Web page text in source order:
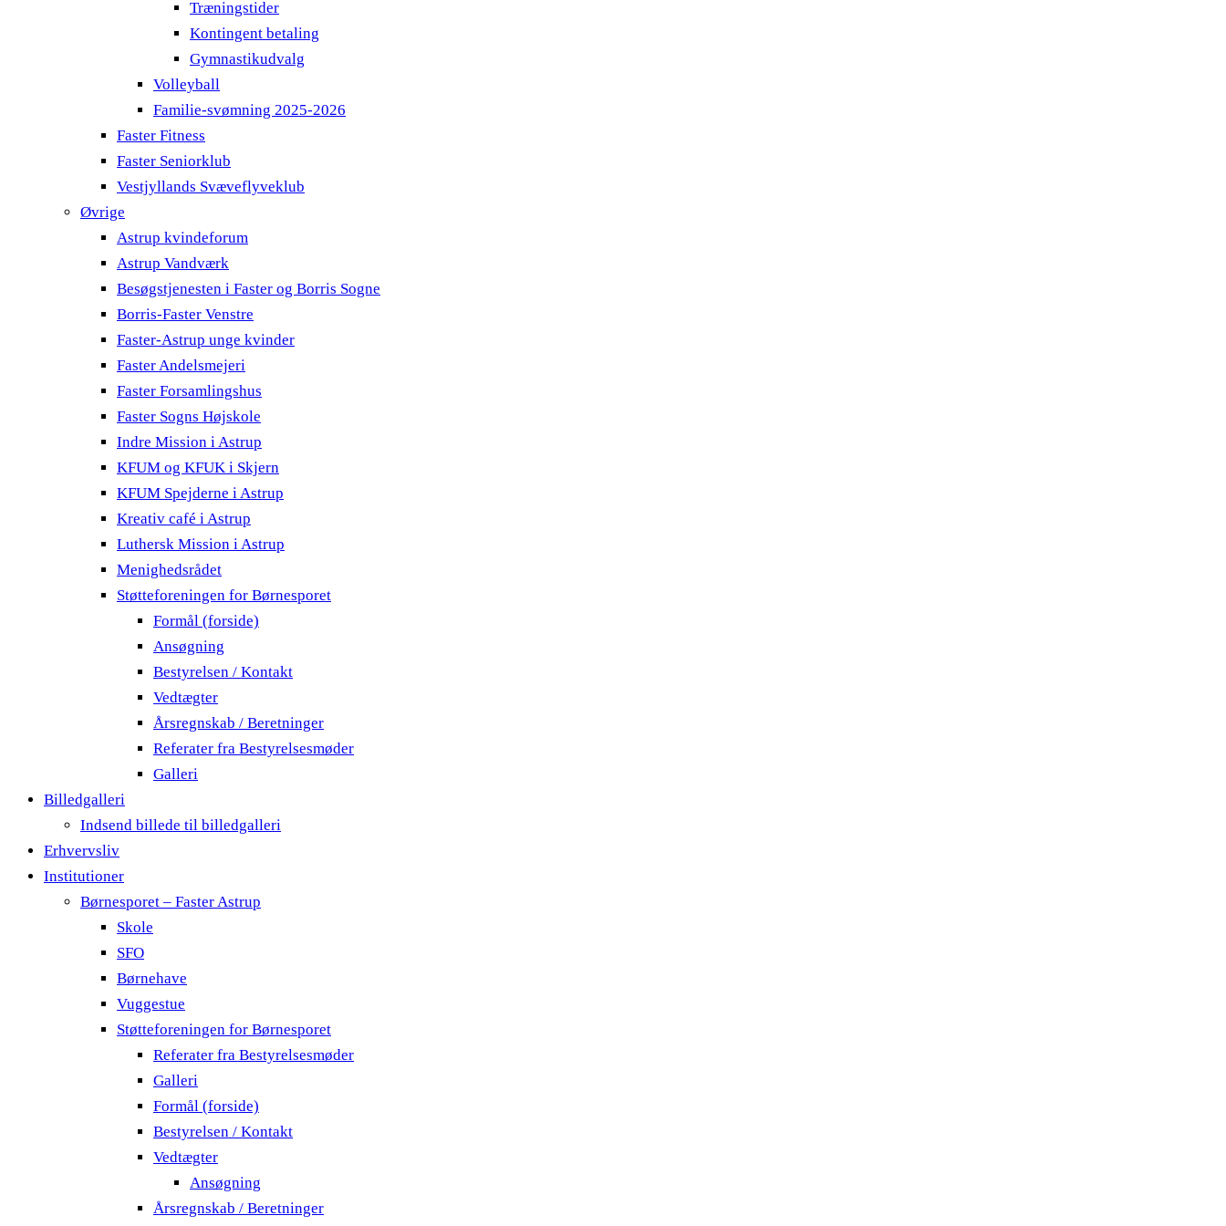
Træningstider
Kontingent betaling
Gymnastikudvalg
Volleyball
Familie-svømning 2025-2026
Faster Fitness
Faster Seniorklub
Vestjyllands Svæveflyveklub
Øvrige
Astrup kvindeforum
Astrup Vandværk
Besøgstjenesten i Faster og Borris Sogne
Borris-Faster Venstre
Faster-Astrup unge kvinder
Faster Andelsmejeri
Faster Forsamlingshus
Faster Sogns Højskole
Indre Mission i Astrup
KFUM og KFUK i Skjern
KFUM Spejderne i Astrup
Kreativ café i Astrup
Luthersk Mission i Astrup
Menighedsrådet
Støtteforeningen for Børnesporet
Formål (forside)
Ansøgning
Bestyrelsen / Kontakt
Vedtægter
Årsregnskab / Beretninger
Referater fra Bestyrelsesmøder
Galleri
Billedgalleri
Indsend billede til billedgalleri
Erhvervsliv
Institutioner
Børnesporet – Faster Astrup
Skole
SFO
Børnehave
Vuggestue
Støtteforeningen for Børnesporet
Referater fra Bestyrelsesmøder
Galleri
Formål (forside)
Bestyrelsen / Kontakt
Vedtægter
Ansøgning
Årsregnskab / Beretninger